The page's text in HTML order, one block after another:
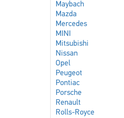
Maybach
Mazda
Mercedes
MINI
Mitsubishi
Nissan
Opel
Peugeot
Pontiac
Porsche
Renault
Rolls-Royce